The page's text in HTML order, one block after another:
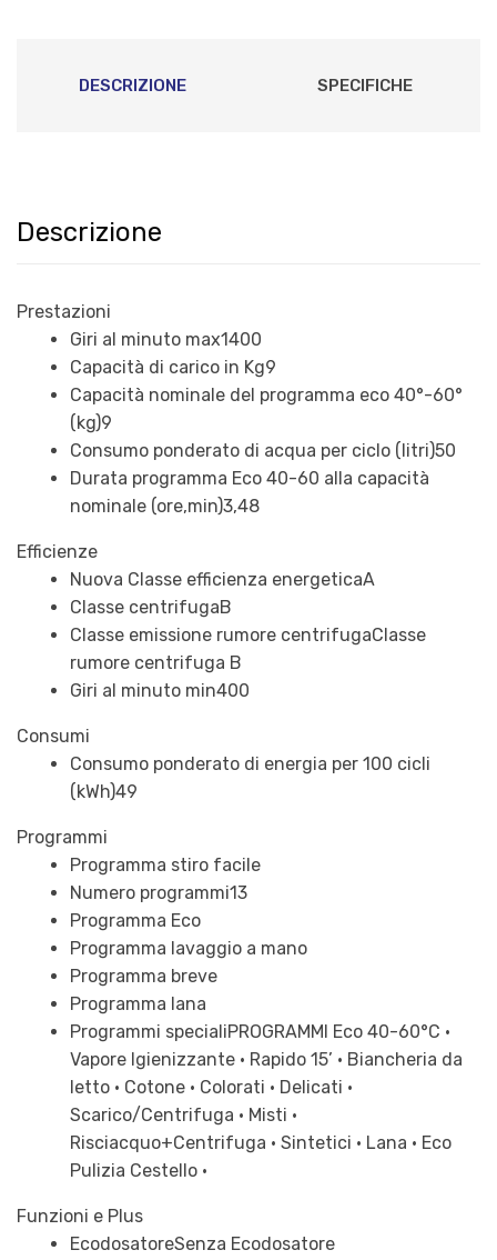
DESCRIZIONE SPECIFICHE
Descrizione
Prestazioni
Giri al minuto max1400
Capacità di carico in Kg9
Capacità nominale del programma eco 40°-60°
(kg)9
Consumo ponderato di acqua per ciclo (litri)50
Durata programma Eco 40-60 alla capacità
nominale (ore,min)3,48
Efficienze
Nuova Classe efficienza energeticaA
Classe centrifugaB
Classe emissione rumore centrifugaClasse
rumore centrifuga B
Giri al minuto min400
Consumi
Consumo ponderato di energia per 100 cicli
(kWh)49
Programmi
Programma stiro facile
Numero programmi13
Programma Eco
Programma lavaggio a mano
Programma breve
Programma lana
Programmi specialiPROGRAMMI Eco 40-60°C •
Vapore Igienizzante • Rapido 15’ • Biancheria da
letto • Cotone • Colorati • Delicati •
Scarico/Centrifuga • Misti •
Risciacquo+Centrifuga • Sintetici • Lana • Eco
Pulizia Cestello •
Funzioni e Plus
EcodosatoreSenza Ecodosatore